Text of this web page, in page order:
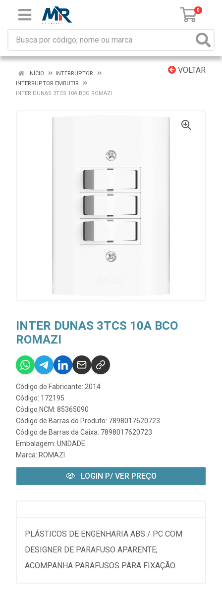
0
VOLTAR
INÍCIO
INTERRUPTOR
INTERRUPTOR EMBUTIR
INTER DUNAS 3TCS 10A BCO ROMAZI
INTER DUNAS 3TCS 10A BCO
ROMAZI
Código do Fabricante: 2014
Código: 172195
Código NCM: 85365090
Código de Barras do Produto: 7898017620723
Código de Barras da Caixa: 7898017620723
Embalagem: UNIDADE
Marca: ROMAZI
LOGIN P/ VER PREÇO
PLÁSTICOS DE ENGENHARIA ABS / PC COM
DESIGNER DE PARAFUSO APARENTE;
ACOMPANHA PARAFUSOS PARA FIXAÇÃO.